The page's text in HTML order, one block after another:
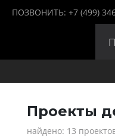
ПОЗВОНИТЬ: +7 (499)
Проекты
найдено: 13